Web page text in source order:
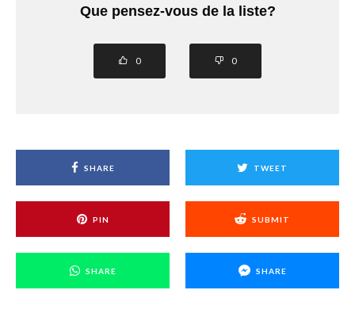
Que pensez-vous de la liste?
0 0
SHARE TWEET
PIN SUBMIT
SHARE SHARE